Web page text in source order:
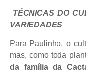
TÉCNICAS DO
VARIEDADES
Para Paulinho, o
mas, como toda
da família da